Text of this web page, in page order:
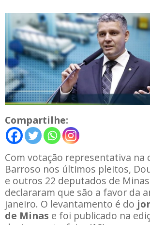
Compartilhe:
Com votação representativa na
Barroso nos últimos pleitos,
e outros 22 deputados de
declararam que são a favor da
janeiro. O levantamento é do
de Minas e foi publicado na